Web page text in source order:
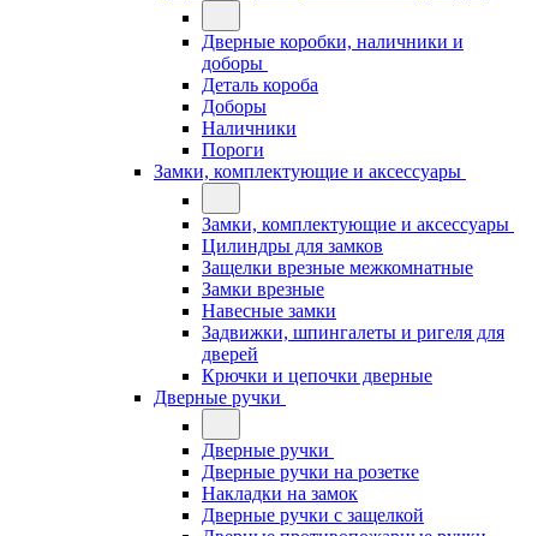
Дверные коробки, наличники и
доборы
Деталь короба
Доборы
Наличники
Пороги
Замки, комплектующие и аксессуары
Замки, комплектующие и аксессуары
Цилиндры для замков
Защелки врезные межкомнатные
Замки врезные
Навесные замки
Задвижки, шпингалеты и ригеля для
дверей
Крючки и цепочки дверные
Дверные ручки
Дверные ручки
Дверные ручки на розетке
Накладки на замок
Дверные ручки с защелкой